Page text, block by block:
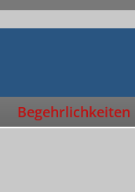
Begehrlichkeiten